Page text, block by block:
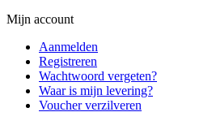
Mijn account
Aanmelden
Registreren
Wachtwoord vergeten?
Waar is mijn levering?
Voucher verzilveren